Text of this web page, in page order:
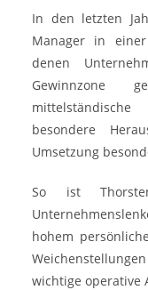
In den letzten
Manager in
denen
Gewinnzone
besondere
Umsetzung
So ist
hohem
wichtige operative